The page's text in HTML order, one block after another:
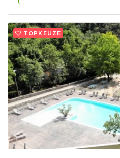
TOPKEUZE